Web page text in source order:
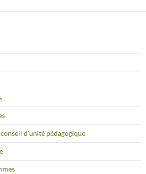
d’unité pédagogique